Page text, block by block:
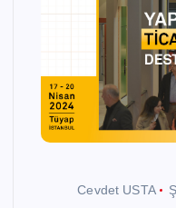
Cevdet USTA